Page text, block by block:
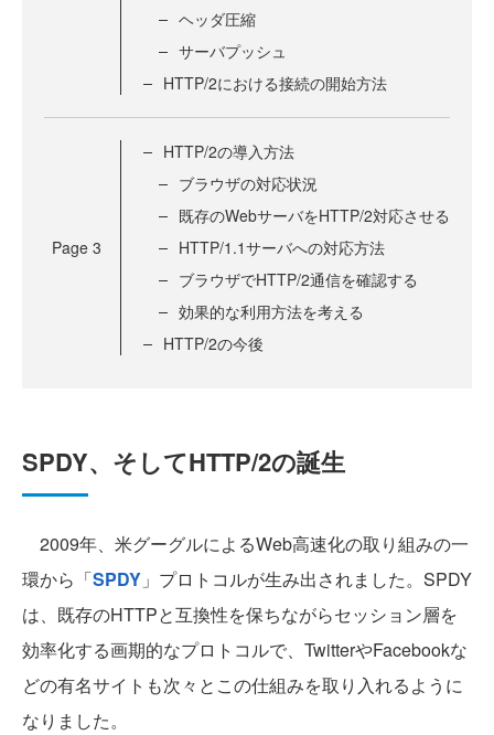
ヘッダ圧縮
サーバプッシュ
HTTP/2における接続の開始方法
Page 3
HTTP/2の導入方法
ブラウザの対応状況
既存のWebサーバをHTTP/2対応させる
HTTP/1.1サーバへの対応方法
ブラウザでHTTP/2通信を確認する
効果的な利用方法を考える
HTTP/2の今後
SPDY、そしてHTTP/2の誕生
2009年、米グーグルによるWeb高速化の取り組みの一
環から「SPDY 」プロトコルが生み出されました。SPDY
は、既存のHTTPと互換性を保ちながらセッション層を
効率化する画期的なプロトコルで、TwitterやFacebookな
どの有名サイトも次々とこの仕組みを取り入れるように
なりました。